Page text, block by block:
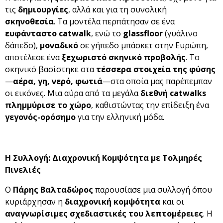
τις δημιουργίες, αλλά και για τη συνολική
σκηνοθεσία. Τα μοντέλα περπάτησαν σε ένα
ευφάνταστο catwalk, ενώ το glassfloor(γυάλινο
δάπεδο), μοναδικόσε γήπεδο μπάσκετ στην Ευρώπη,
αποτέλεσε έναξεχωριστό σκηνικό προβολής. Το
σκηνικό βασίστηκε στατέσσερα στοιχεία της φύσης
—αέρα, γη, νερό, φωτιά—στα οποία μας παρέπεμπαν
οι εικόνες. Μια αύρα από τα μεγάλαδιεθνή catwalks
πλημμύρισε το χώρο, καθιστώντας την επίδειξη ένα
γεγονός-ορόσημογια την ελληνική μόδα.
Η Συλλογή: Διαχρονική Κομψότητα με Τολμηρές
Πινελιές
Ο Πάρης Βαλταδώρος παρουσίασε μια συλλογή όπου
κυριάρχησαν η διαχρονική κομψότητα και οι
αναγνωρίσιμες σχεδιαστικές του λεπτομέρειες. Η